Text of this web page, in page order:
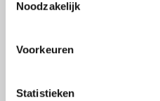
Noodzakelijk
Voorkeuren
Statistieken